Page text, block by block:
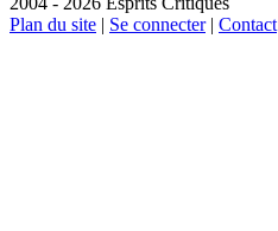
Plan du site | Se connecter| Contact